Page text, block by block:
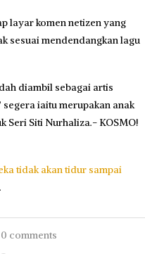
layar komen netizen yang
sesuai mendendangkan lagu
diambil sebagai artis
segera iaitu merupakan anak
Seri Siti Nurhaliza.- KOSMO!
tidak akan tidur sampai
.
0 comments